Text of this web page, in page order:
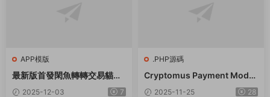
APP模版
最新版首發閑魚轉轉交易貓客
服台客服系統源碼
2025-12-03 7
.PHP源碼
Cryptomus Payment Modul
e for Smartpanel
2025-11-25 28